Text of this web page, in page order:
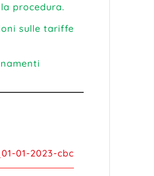
procedura.
sulle tariffe
01-2023-cbc